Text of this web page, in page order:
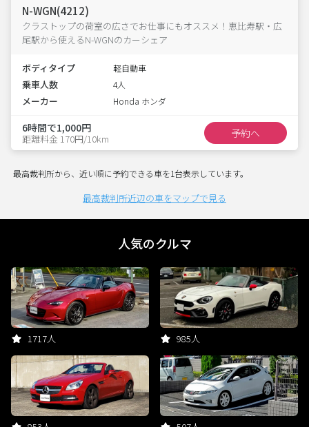
N-WGN(4212)
クラストップの荷室の広さでお仕事にもオススメ！恵比寿駅・広
尾駅から使えるN-WGNのカーシェア
ボディタイプ 軽自動車
乗車人数 4人
メーカー Honda ホンダ
6時間で1,000円
距離料金 170円/10km 予約へ
最高裁判所から、近い順に予約できる車を1台表示しています。
最高裁判所近辺の車をマップで見る
人気のクルマ
1717人 985人